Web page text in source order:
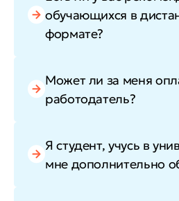
обучающихся в
формате?
Может ли за меня
работодатель?
Я студент, учусь в
мне дополнительно